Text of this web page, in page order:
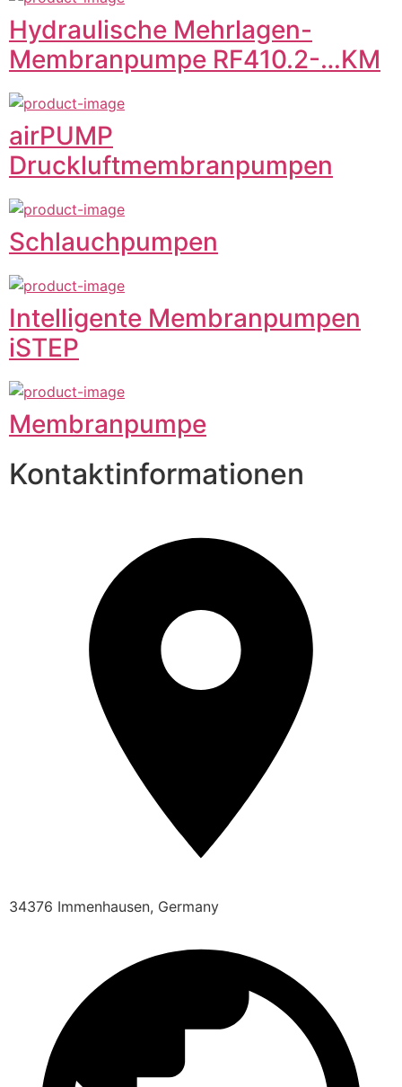
Hydraulische Mehrlagen-
Membranpumpe RF410.2-…KM
airPUMP
Druckluftmembranpumpen
Schlauchpumpen
Intelligente Membranpumpen
iSTEP
Membranpumpe
Kontaktinformationen
34376 Immenhausen, Germany